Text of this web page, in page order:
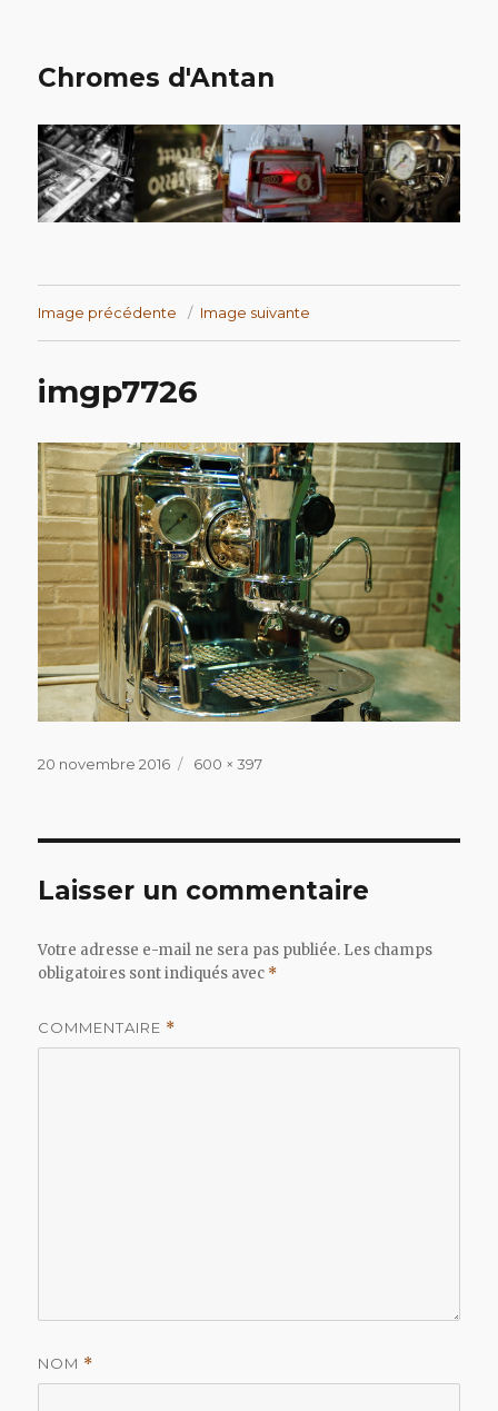
Chromes d'Antan
Image précédente Image suivante
imgp7726
Publié
20 novembre 2016
Taille
600 × 397
Laisser un commentaire
Votre adresse e-mail ne sera pas publiée. Les champs
obligatoires sont indiqués avec *
COMMENTAIRE *
NOM *